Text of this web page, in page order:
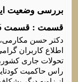
قسمت : قسمت 6 2011
دکتر حسن مکارمی،
اطلاع کاربران
تحولات جاری کشور،
راس حاکمیت